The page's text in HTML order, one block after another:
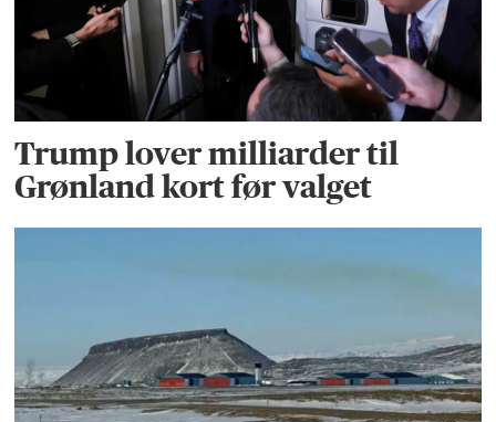
Trump lover milliarder til
Grønland kort før valget